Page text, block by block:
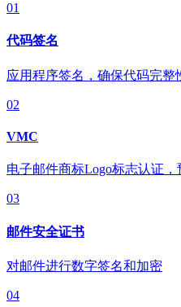
01
代码签名
应用程序签名，确保代码完整
02
VMC
电子邮件商标Logo标志认证，
03
邮件安全证书
对邮件进行数字签名和加密
04